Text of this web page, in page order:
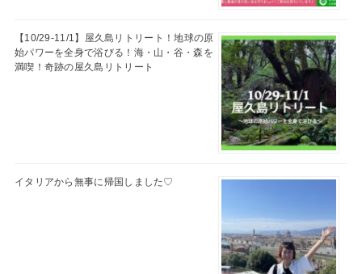
【10/29-11/1】屋久島リトリート！地球の原
始パワーを全身で浴びる！海・山・谷・森を
満喫！奇跡の屋久島リトリート
イタリアから無事に帰国しました♡